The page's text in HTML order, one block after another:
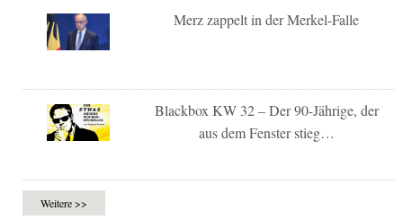
Merz zappelt in der Merkel-Falle
Blackbox KW 32 – Der 90-Jährige, der
aus dem Fenster stieg…
Weitere >>